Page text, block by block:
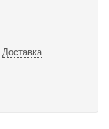
Доставка